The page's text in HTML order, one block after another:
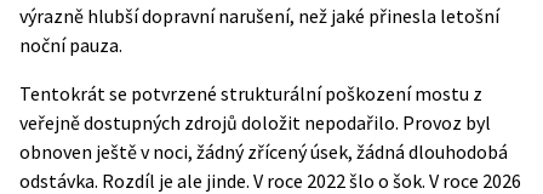
výrazně hlubší dopravní narušení, než jaké přinesla letošní
noční pauza.
Tentokrát se potvrzené strukturální poškození mostu z
veřejně dostupných zdrojů doložit nepodařilo. Provoz byl
obnoven ještě v noci, žádný zřícený úsek, žádná dlouhodobá
odstávka. Rozdíl je ale jinde. V roce 2022 šlo o šok. V roce 2026